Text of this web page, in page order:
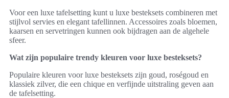
Voor een luxe tafelsetting kunt u luxe besteksets combineren met
stijlvol servies en elegant tafellinnen. Accessoires zoals bloemen,
kaarsen en servetringen kunnen ook bijdragen aan de algehele
sfeer.
Wat zijn populaire trendy kleuren voor luxe besteksets?
Populaire kleuren voor luxe besteksets zijn goud, roségoud en
klassiek zilver, die een chique en verfijnde uitstraling geven aan
de tafelsetting.